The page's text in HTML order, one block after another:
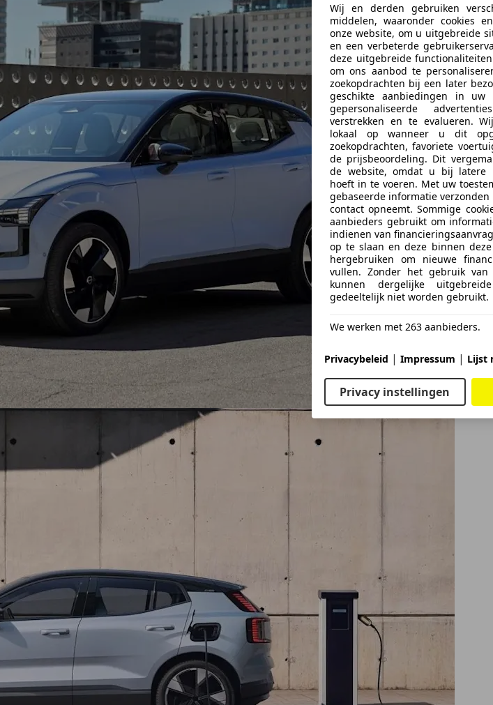
Wij en derden gebruiken
middelen, waaronder cookies
onze website, om u uitgebreide
en een verbeterde
deze uitgebreide
om ons aanbod te
zoekopdrachten bij een later
geschikte aanbiedingen in
gepersonaliseerde
verstrekken en te evalueren.
lokaal op wanneer u dit
zoekopdrachten, favoriete
de prijsbeoordeling. Dit
de website, omdat u bij latere
hoeft in te voeren. Met uw
gebaseerde informatie
contact opneemt. Sommige
aanbieders gebruikt om
indienen van
op te slaan en deze binnen
hergebruiken om nieuwe
vullen. Zonder het gebruik van
kunnen dergelijke
gedeeltelijk niet worden gebruikt.
We werken met 263 aanbieders.
Privacybeleid | Impressum | Lijst
Privacy instellingen